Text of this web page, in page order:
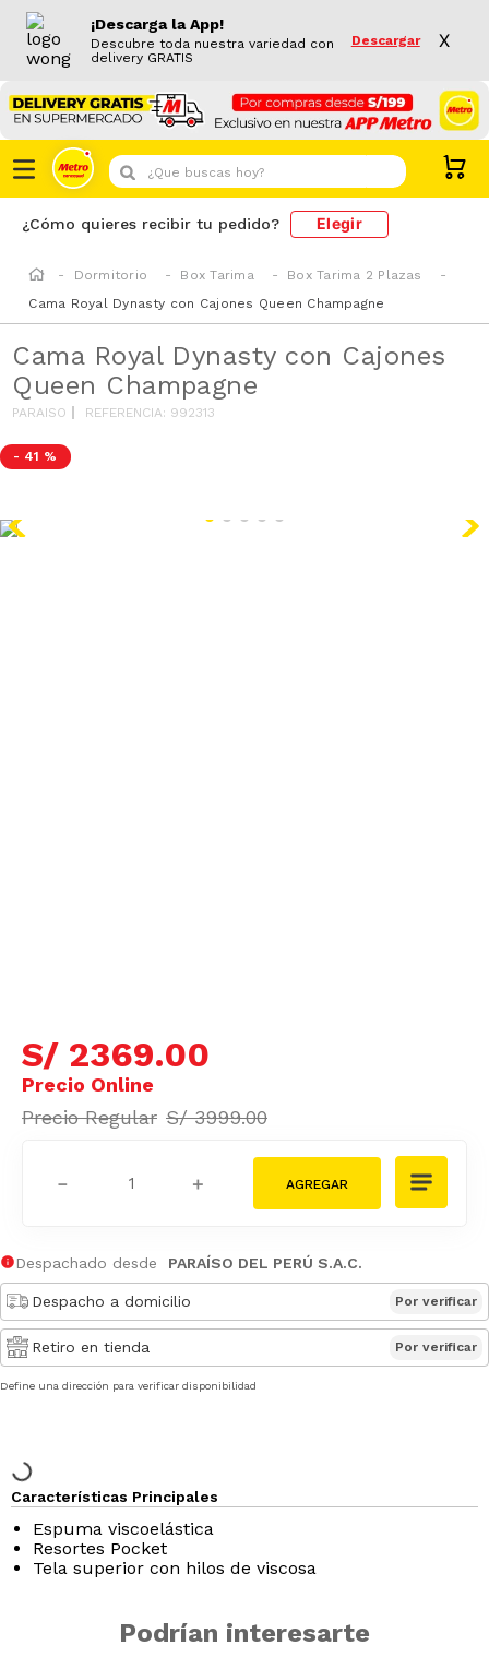
¡Descarga la App!
Descubre toda nuestra variedad con
delivery GRATIS
Descargar X
¿Que buscas hoy?
¿Cómo quieres recibir tu pedido? Elegir
Dormitorio Box Tarima
Box Tarima 2 Plazas
Cama Royal Dynasty con Cajones Queen Champagne
Cama Royal Dynasty con Cajones
Queen Champagne
PARAISO REFERENCIA: 992313
- 41 %
S/ 2369.00
S/ 3999.00
＋
－
Despachado desde PARAÍSO DEL PERÚ S.A.C.
Despacho a domicilio Por verificar
Retiro en tienda Por verificar
Define una dirección para verificar disponibilidad
Características Principales
Espuma viscoelástica
Resortes Pocket
Tela superior con hilos de viscosa
Podrían interesarte